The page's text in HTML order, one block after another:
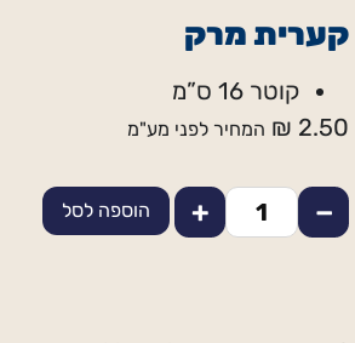
קערית מרק
קוטר 16 ס”מ
₪ 2.50 המחיר לפני מע"מ
−
+ הוספה לסל